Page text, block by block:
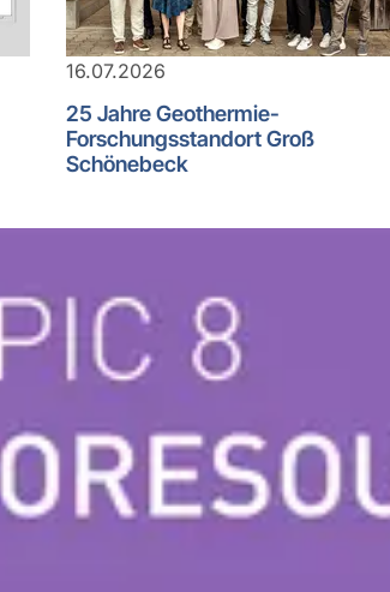
16.07.2026
25 Jahre Geothermie-
Forschungsstandort Groß
Schönebeck